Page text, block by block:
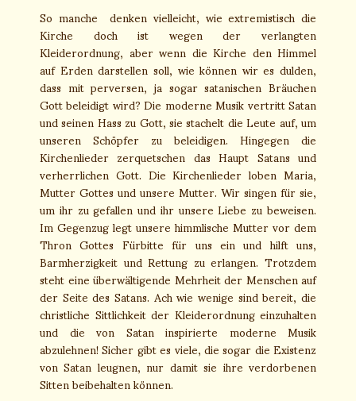
So manche denken vielleicht, wie extremistisch die
Kirche doch ist wegen der verlangten
Kleiderordnung, aber wenn die Kirche den Himmel
auf Erden darstellen soll, wie können wir es dulden,
dass mit perversen, ja sogar satanischen Bräuchen
Gott beleidigt wird? Die moderne Musik vertritt Satan
und seinen Hass zu Gott, sie stachelt die Leute auf, um
unseren Schöpfer zu beleidigen. Hingegen die
Kirchenlieder zerquetschen das Haupt Satans und
verherrlichen Gott. Die Kirchenlieder loben Maria,
Mutter Gottes und unsere Mutter. Wir singen für sie,
um ihr zu gefallen und ihr unsere Liebe zu beweisen.
Im Gegenzug legt unsere himmlische Mutter vor dem
Thron Gottes Fürbitte für uns ein und hilft uns,
Barmherzigkeit und Rettung zu erlangen. Trotzdem
steht eine überwältigende Mehrheit der Menschen auf
der Seite des Satans. Ach wie wenige sind bereit, die
christliche Sittlichkeit der Kleiderordnung einzuhalten
und die von Satan inspirierte moderne Musik
abzulehnen! Sicher gibt es viele, die sogar die Existenz
von Satan leugnen, nur damit sie ihre verdorbenen
Sitten beibehalten können.